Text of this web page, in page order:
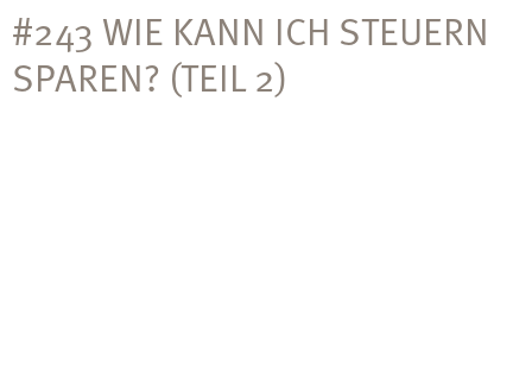
#243 WIE KANN ICH STEUERN
SPAREN? (TEIL 2)